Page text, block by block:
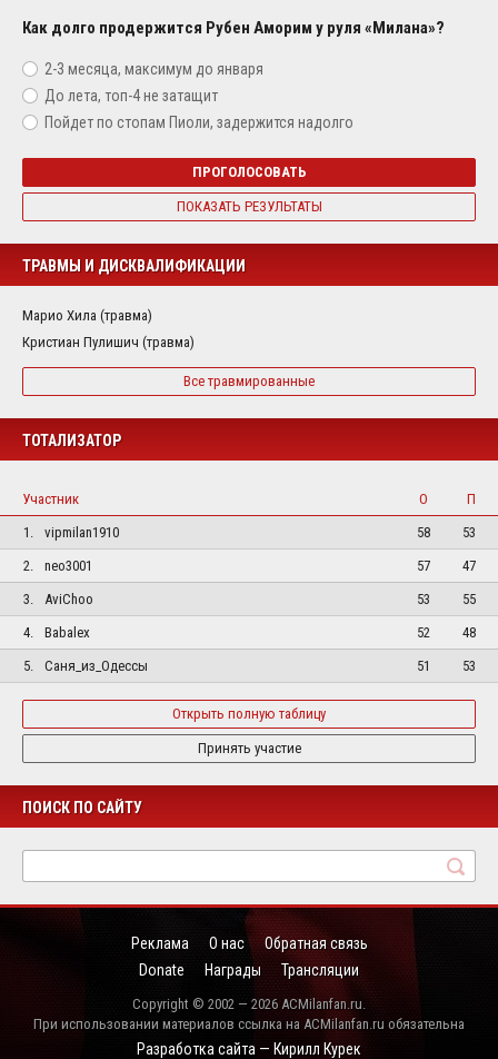
Как долго продержится Рубен Аморим у руля «Милана»?
2-3 месяца, максимум до января
До лета, топ-4 не затащит
Пойдет по стопам Пиоли, задержится надолго
ПРОГОЛОСОВАТЬ
ПОКАЗАТЬ РЕЗУЛЬТАТЫ
ТРАВМЫ И ДИСКВАЛИФИКАЦИИ
Марио Хила (травма)
Кристиан Пулишич (травма)
Все травмированные
ТОТАЛИЗАТОР
Участник О
П
1.
vipmilan1910 58
53
2.
neo3001 57
47
3.
AviChoo 53
55
4.
Babalex 52
48
5.
Саня_из_Одессы 51 53
Открыть полную таблицу
Принять участие
ПОИСК ПО САЙТУ
Реклама О нас
Обратная связь
Donate
Награды Трансляции
Copyright © 2002 — 2026 ACMilanfan.ru.
При использовании материалов ссылка на ACMilanfan.ru обязательна
Разработка сайта — Кирилл Курек